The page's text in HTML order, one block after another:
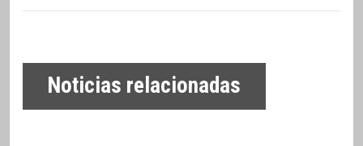
Noticias relacionadas